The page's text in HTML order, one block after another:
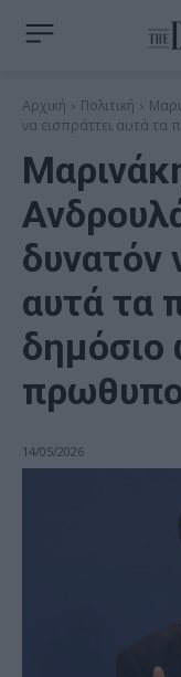
Αρχική Πολιτική
να εισπράττει αυτά τα
δυνατόν
αυτά τα
δημόσιο
14/05/2026